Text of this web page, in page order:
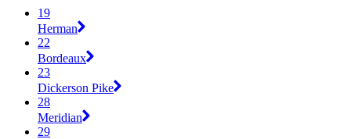
19
Herman
22
Bordeaux
23
Dickerson Pike
28
Meridian
29